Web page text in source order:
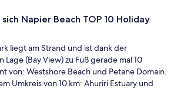
Napier Beach TOP 10 Holiday
liegt am Strand und ist dank der
Lage (Bay View) zu Fuß gerade mal 10
von: Westshore Beach und Petane Domain.
Umkreis von 10 km: Ahuriri Estuary und